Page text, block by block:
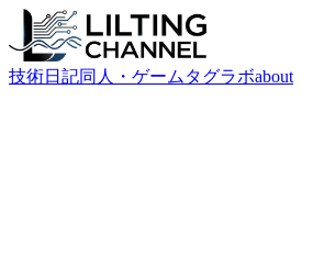
技術日記同人・ゲーム タグラボabout